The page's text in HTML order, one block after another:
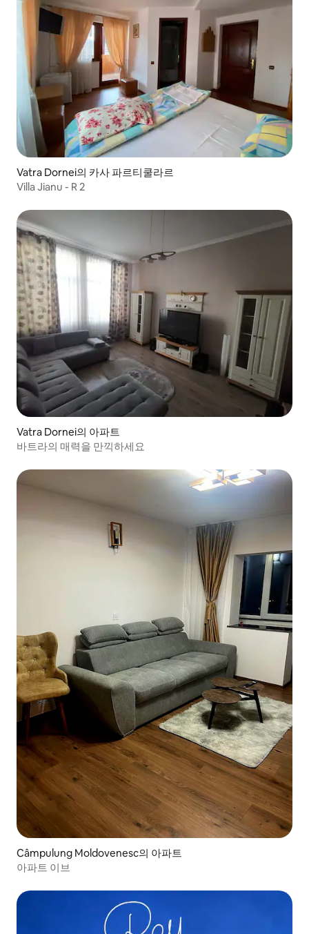
Vatra Dornei의 카사 파르티쿨라르
Villa Jianu - R 2
Vatra Dornei의 아파트
바트라의 매력을 만끽하세요
Câmpulung Moldovenesc의 아파트
아파트 이브